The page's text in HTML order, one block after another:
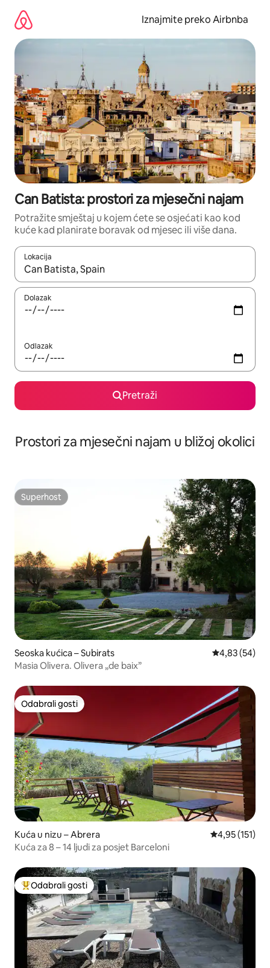
sadržaj
Iznajmite preko Airbnba
Can Batista: prostori za mjesečni najam
Potražite smještaj u kojem ćete se osjećati kao kod
kuće kad planirate boravak od mjesec ili više dana.
Lokacija
Kada budu dostupni rezultati, moći ćete ih pregledati
Dolazak
Odlazak
Pretraži
Prostori za mjesečni najam u bližoj okolici
Superhost
Superhost
Seoska kućica – Subirats Prosječna
4,83 (54)
Masia Olivera. Olivera „de baix”
Odabrali gosti
Odabrali gosti
Kuća u nizu – Abrera Prosječna
4,95 (151)
Kuća za 8 – 14 ljudi za posjet Barceloni
Među najviše rangiranima s oznakom „Odabrali gosti”
Odabrali gosti